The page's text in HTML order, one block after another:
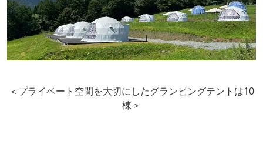
＜プライベート空間を大切にしたグランピングテントは10
棟＞